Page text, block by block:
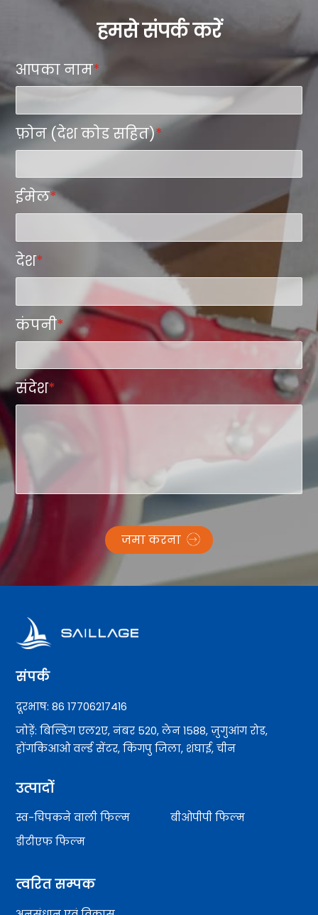
हमसे संपर्क करें
आपका नाम*
फ़ोन (देश कोड सहित)*
ईमेल*
देश*
कंपनी*
संदेश*
जमा करना
संपर्क
दूरभाष: 86 17706217416
जोड़ें: बिल्डिंग एल2ए, नंबर 520, लेन 1588, ज़ुगुआंग रोड,
होंगकिआओ वर्ल्ड सेंटर, किंगपु जिला, शंघाई, चीन
उत्पादों
स्व-चिपकने वाली फिल्म
बीओपीपी फिल्म
डीटीएफ फिल्म
त्वरित सम्पक